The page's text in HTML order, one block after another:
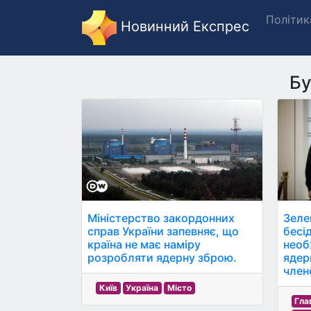
Новинний Експрес
Міністерство закордонних
справ України запевняє, що
країна не має наміру
розробляти ядерну зброю.
Київ Україна Місто